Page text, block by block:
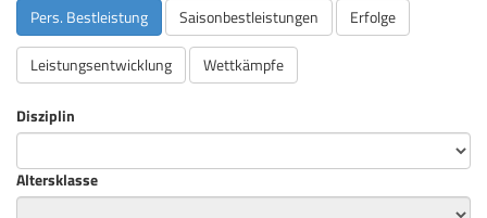
Pers. Bestleistung Saisonbestleistungen Erfolge
Leistungsentwicklung Wettkämpfe
Disziplin
Altersklasse